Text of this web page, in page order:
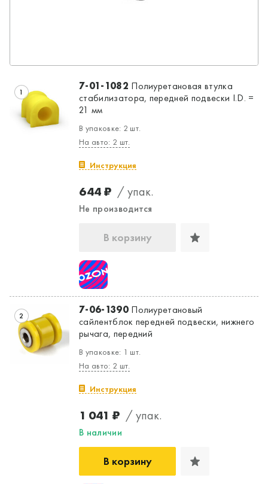
Да, верно Нет, выбрать другой
1 7-01-1082 Полиуретановая втулка
стабилизатора, передней подвески I.D. =
21 мм
В упаковке: 2 шт.
На авто: 2 шт.
Инструкция
644 ₽ / упак.
Не производится
В корзину
2 7-06-1390Полиуретановый
сайлентблок передней подвески, нижнего
рычага, передний
В упаковке: 1 шт.
На авто: 2 шт.
Инструкция
1 041 ₽ / упак.
В наличии
В корзину